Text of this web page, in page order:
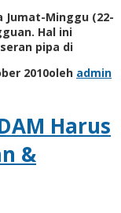
Jumat-Minggu (22-
Hal ini
pipa di
2010oleh admin
Harus
&